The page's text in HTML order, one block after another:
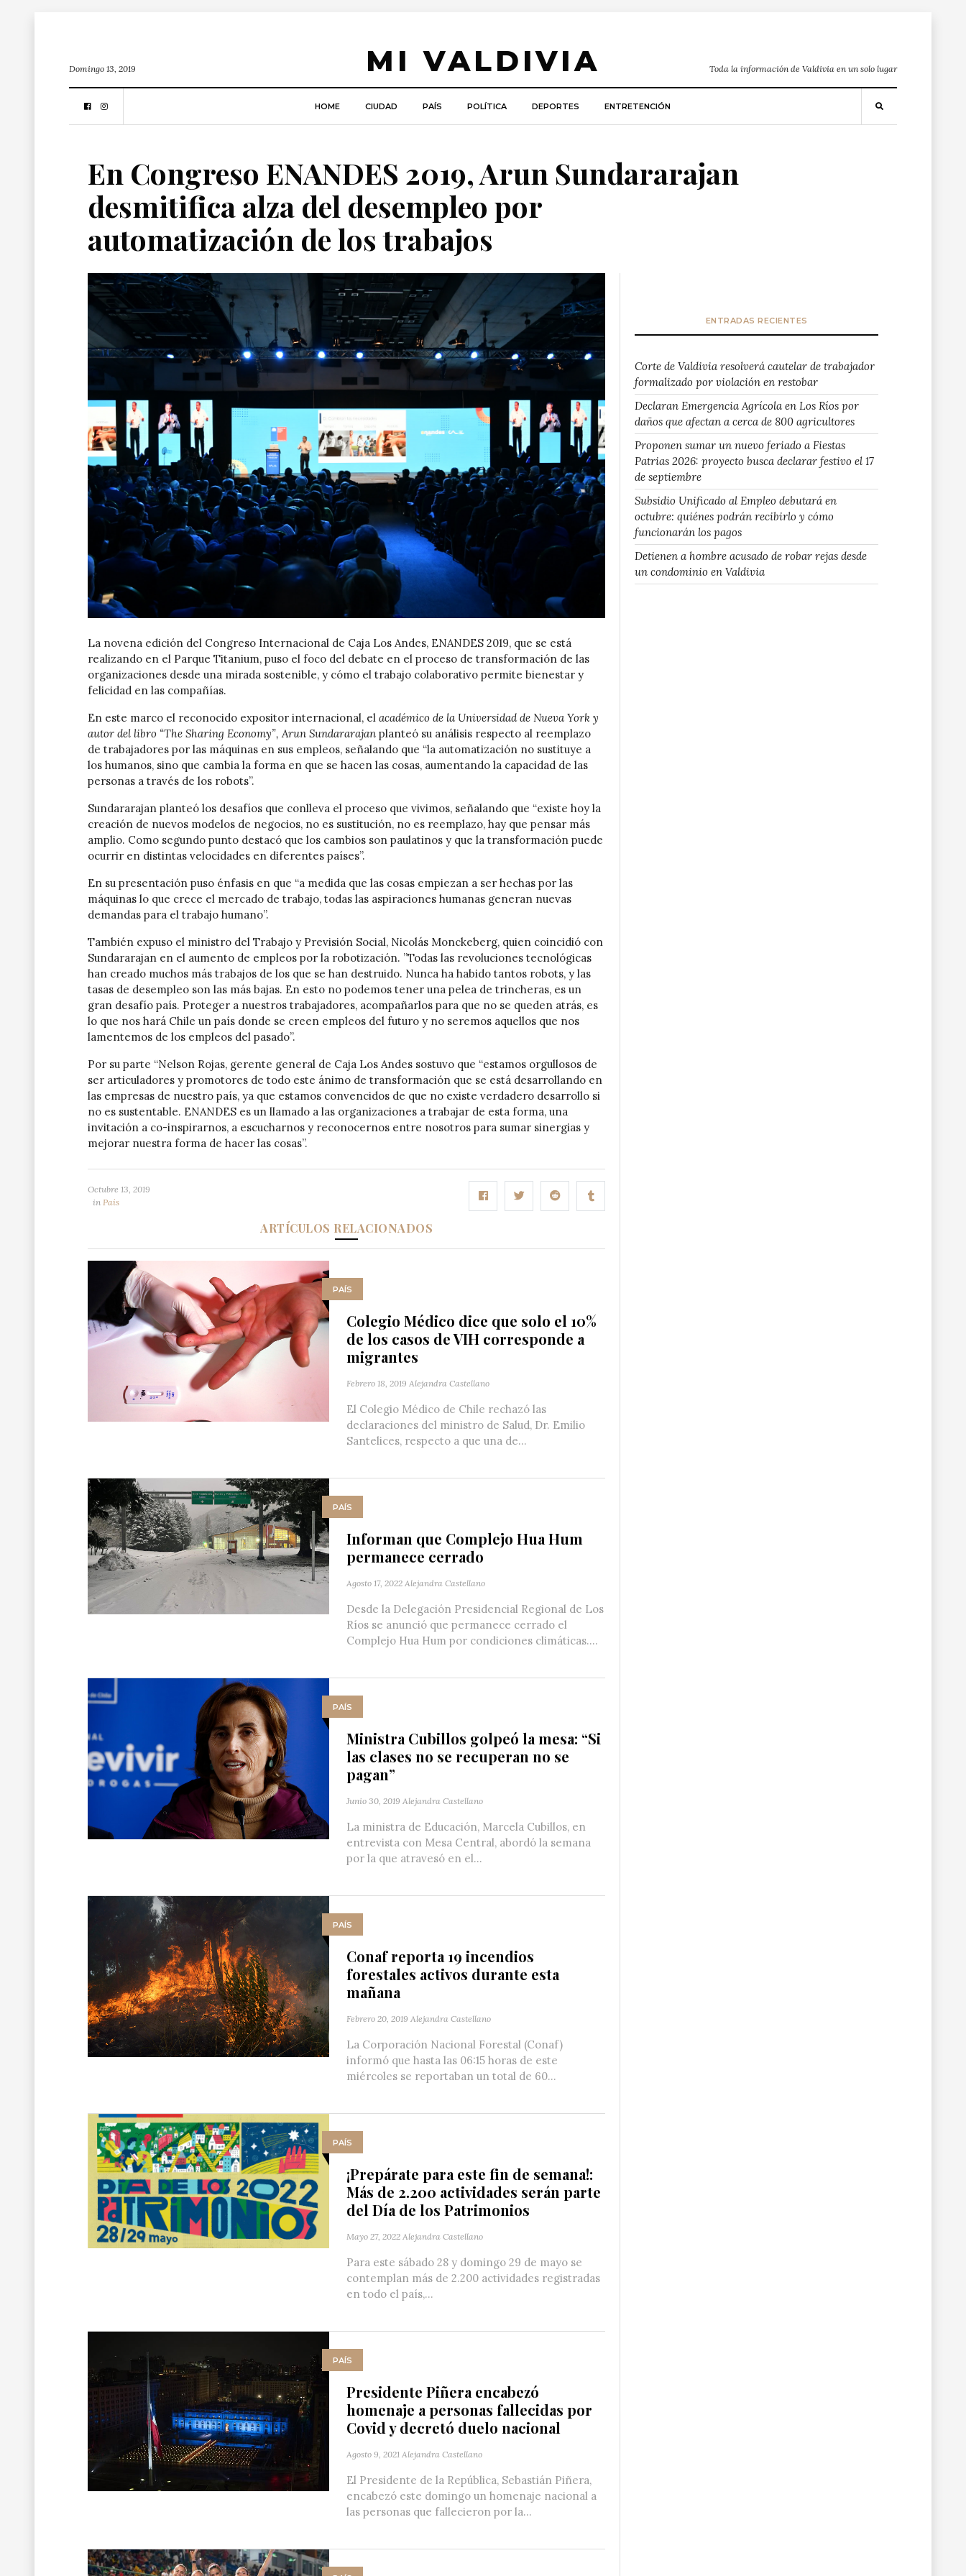
MI VALDIVIA
Domingo 13, 2019 Toda la información de Valdivia en un solo lugar
HOME CIUDAD PAÍS POLÍTICA DEPORTES ENTRETENCIÓN
En Congreso ENANDES 2019, Arun Sundararajan
desmitifica alza del desempleo por
automatización de los trabajos
La novena edición del Congreso Internacional de Caja Los Andes, ENANDES 2019, que se está
realizando en el Parque Titanium, puso el foco del debate en el proceso de transformación de las
organizaciones desde una mirada sostenible, y cómo el trabajo colaborativo permite bienestar y
felicidad en las compañías.
En este marco el reconocido expositor internacional, el académico de la Universidad de Nueva York y
autor del libro “The Sharing Economy”, Arun Sundararajan planteó su análisis respecto al reemplazo
de trabajadores por las máquinas en sus empleos, señalando que “la automatización no sustituye a
los humanos, sino que cambia la forma en que se hacen las cosas, aumentando la capacidad de las
personas a través de los robots”.
Sundararajan planteó los desafíos que conlleva el proceso que vivimos, señalando que “existe hoy la
creación de nuevos modelos de negocios, no es sustitución, no es reemplazo, hay que pensar más
amplio. Como segundo punto destacó que los cambios son paulatinos y que la transformación puede
ocurrir en distintas velocidades en diferentes países”.
En su presentación puso énfasis en que “a medida que las cosas empiezan a ser hechas por las
máquinas lo que crece el mercado de trabajo, todas las aspiraciones humanas generan nuevas
demandas para el trabajo humano”.
También expuso el ministro del Trabajo y Previsión Social, Nicolás Monckeberg, quien coincidió con
Sundararajan en el aumento de empleos por la robotización. ”Todas las revoluciones tecnológicas
han creado muchos más trabajos de los que se han destruido. Nunca ha habido tantos robots, y las
tasas de desempleo son las más bajas. En esto no podemos tener una pelea de trincheras, es un
gran desafío país. Proteger a nuestros trabajadores, acompañarlos para que no se queden atrás, es
lo que nos hará Chile un país donde se creen empleos del futuro y no seremos aquellos que nos
lamentemos de los empleos del pasado”.
Por su parte “Nelson Rojas, gerente general de Caja Los Andes sostuvo que “estamos orgullosos de
ser articuladores y promotores de todo este ánimo de transformación que se está desarrollando en
las empresas de nuestro país, ya que estamos convencidos de que no existe verdadero desarrollo si
no es sustentable. ENANDES es un llamado a las organizaciones a trabajar de esta forma, una
invitación a co-inspirarnos, a escucharnos y reconocernos entre nosotros para sumar sinergias y
mejorar nuestra forma de hacer las cosas”.
Octubre 13, 2019
in País
ARTÍCULOS RELACIONADOS
PAÍS
Colegio Médico dice que solo el 10%
de los casos de VIH corresponde a
migrantes
Febrero 18, 2019 Alejandra Castellano
El Colegio Médico de Chile rechazó las
declaraciones del ministro de Salud, Dr. Emilio
Santelices, respecto a que una de...
PAÍS
Informan que Complejo Hua Hum
permanece cerrado
Agosto 17, 2022 Alejandra Castellano
Desde la Delegación Presidencial Regional de Los
Ríos se anunció que permanece cerrado el
Complejo Hua Hum por condiciones climáticas....
PAÍS
Ministra Cubillos golpeó la mesa: “Si
las clases no se recuperan no se
pagan”
Junio 30, 2019 Alejandra Castellano
La ministra de Educación, Marcela Cubillos, en
entrevista con Mesa Central, abordó la semana
por la que atravesó en el...
PAÍS
Conaf reporta 19 incendios
forestales activos durante esta
mañana
Febrero 20, 2019 Alejandra Castellano
La Corporación Nacional Forestal (Conaf)
informó que hasta las 06:15 horas de este
miércoles se reportaban un total de 60...
PAÍS
¡Prepárate para este fin de semana!:
Más de 2.200 actividades serán parte
del Día de los Patrimonios
Mayo 27, 2022 Alejandra Castellano
Para este sábado 28 y domingo 29 de mayo se
contemplan más de 2.200 actividades registradas
en todo el país,...
PAÍS
Presidente Piñera encabezó
homenaje a personas fallecidas por
Covid y decretó duelo nacional
Agosto 9, 2021 Alejandra Castellano
El Presidente de la República, Sebastián Piñera,
encabezó este domingo un homenaje nacional a
las personas que fallecieron por la...
ENTRADAS RECIENTES
Corte de Valdivia resolverá cautelar de trabajador
formalizado por violación en restobar
Declaran Emergencia Agrícola en Los Ríos por
daños que afectan a cerca de 800 agricultores
Proponen sumar un nuevo feriado a Fiestas
Patrias 2026: proyecto busca declarar festivo el 17
de septiembre
Subsidio Unificado al Empleo debutará en
octubre: quiénes podrán recibirlo y cómo
funcionarán los pagos
Detienen a hombre acusado de robar rejas desde
un condominio en Valdivia